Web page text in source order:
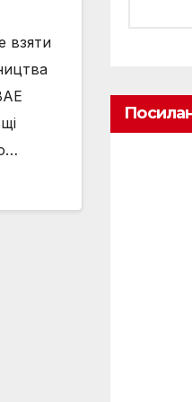
й
взяти